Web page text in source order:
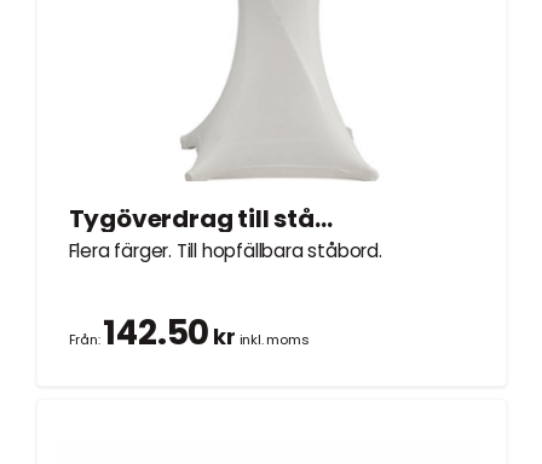
Tygöverdrag till ståbord Ø0,8m
Flera färger. Till hopfällbara ståbord.
Från:142.50 kr inkl. moms